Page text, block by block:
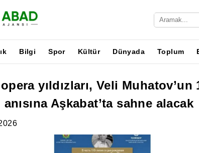
Bilgi Spor Kültür Dünyada Toplum
yıldızları, Veli Muhatov’un
Aşkabat’ta sahne alacak